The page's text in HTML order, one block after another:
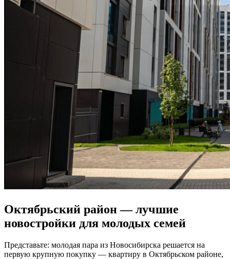
Октябрьский район — лучшие
новостройки для молодых семей
Представьте: молодая пара из Новосибирска решается на
первую крупную покупку — квартиру в Октябрьском районе,